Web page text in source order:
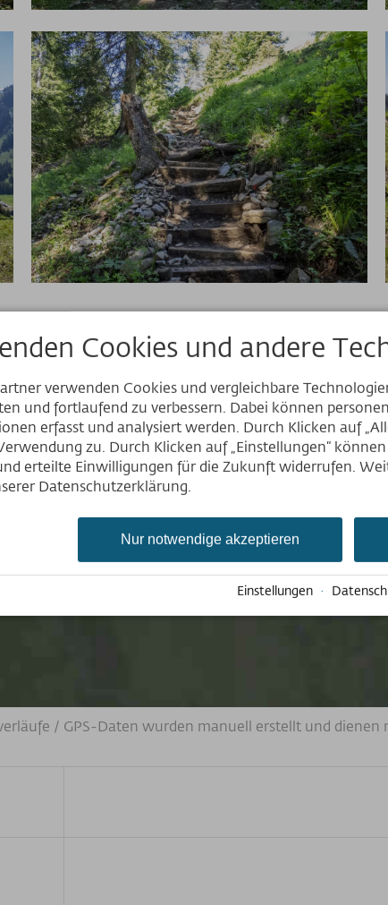
Hier klicken, um Google Maps zu
Es gelten unsere
/ GPS-Daten wurden manuell erstellt und
Cookies und andere
verwenden Cookies und vergleichbare
und fortlaufend zu verbessern. Dabei können
erfasst und analysiert werden. Durch Klicken auf
zu. Durch Klicken auf „Einstellungen“
erteilte Einwilligungen für die Zukunft widerrufen.
Datenschutzerklärung.
Nur notwendige akzeptieren
Einstellungen ·
Website
Deutsch
English